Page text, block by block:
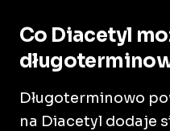
Co Diacetyl
Długoterminowo
na Diacetyl dodaje